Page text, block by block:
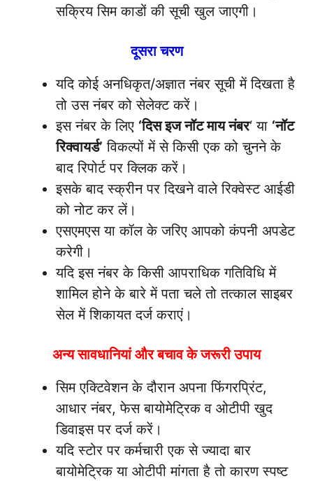
सक्रिय सिम काडों की सूची खुल जाएगी।
दूसरा चरण
यदि कोई अनधिकृत/अज्ञात नंबर सूची में दिखता है
तो उस नंबर को सेलेक्ट करें।
इस नंबर के लिए ‘दिस इज नॉट माय नंबर‘ या ‘नॉट
रिक्वायर्ड’ विकल्पों में से किसी एक को चुनने के
बाद रिपोर्ट पर क्लिक करें।
इसके बाद स्क्रीन पर दिखने वाले रिक्वेस्ट आईडी
को नोट कर लें।
एसएमएस या कॉल के जरिए आपको कंपनी अपडेट
करेगी।
यदि इस नंबर के किसी आपराधिक गतिविधि में
शामिल होने के बारे में पता चले तो तत्काल साइबर
सेल में शिकायत दर्ज कराएं।
अन्य सावधानियां और बचाव के जरूरी उपाय
सिम एक्टिवेशन के दौरान अपना फिंगरप्रिंट,
आधार नंबर, फेस बायोमेट्रिक व ओटीपी खुद
डिवाइस पर दर्ज करें।
यदि स्टोर पर कर्मचारी एक से ज्यादा बार
बायोमेट्रिक या ओटीपी मांगता है तो कारण स्पष्ट